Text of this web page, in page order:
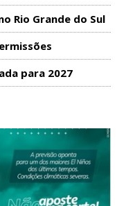
Rio Grande do Sul
para 2027